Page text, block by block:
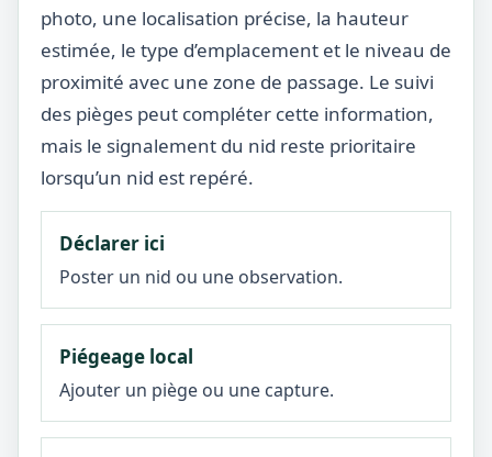
photo, une localisation précise, la hauteur
estimée, le type d’emplacement et le niveau de
proximité avec une zone de passage. Le suivi
des pièges peut compléter cette information,
mais le signalement du nid reste prioritaire
lorsqu’un nid est repéré.
Déclarer ici
Poster un nid ou une observation.
Piégeage local
Ajouter un piège ou une capture.